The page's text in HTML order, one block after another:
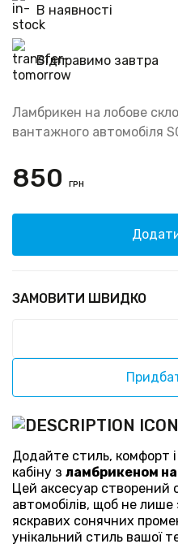
В наявності
Відправимо завтра
Ламбрикен на лобове
вантажного автомобіля
850 ГРН
ЗАМОВИТИ ШВИДКО
Додайте стиль, комфорт
кабіну з ламбрикеном на
Цей аксесуар створений
автомобілів, щоб не лише
яскравих сонячних
унікальний стиль вашої